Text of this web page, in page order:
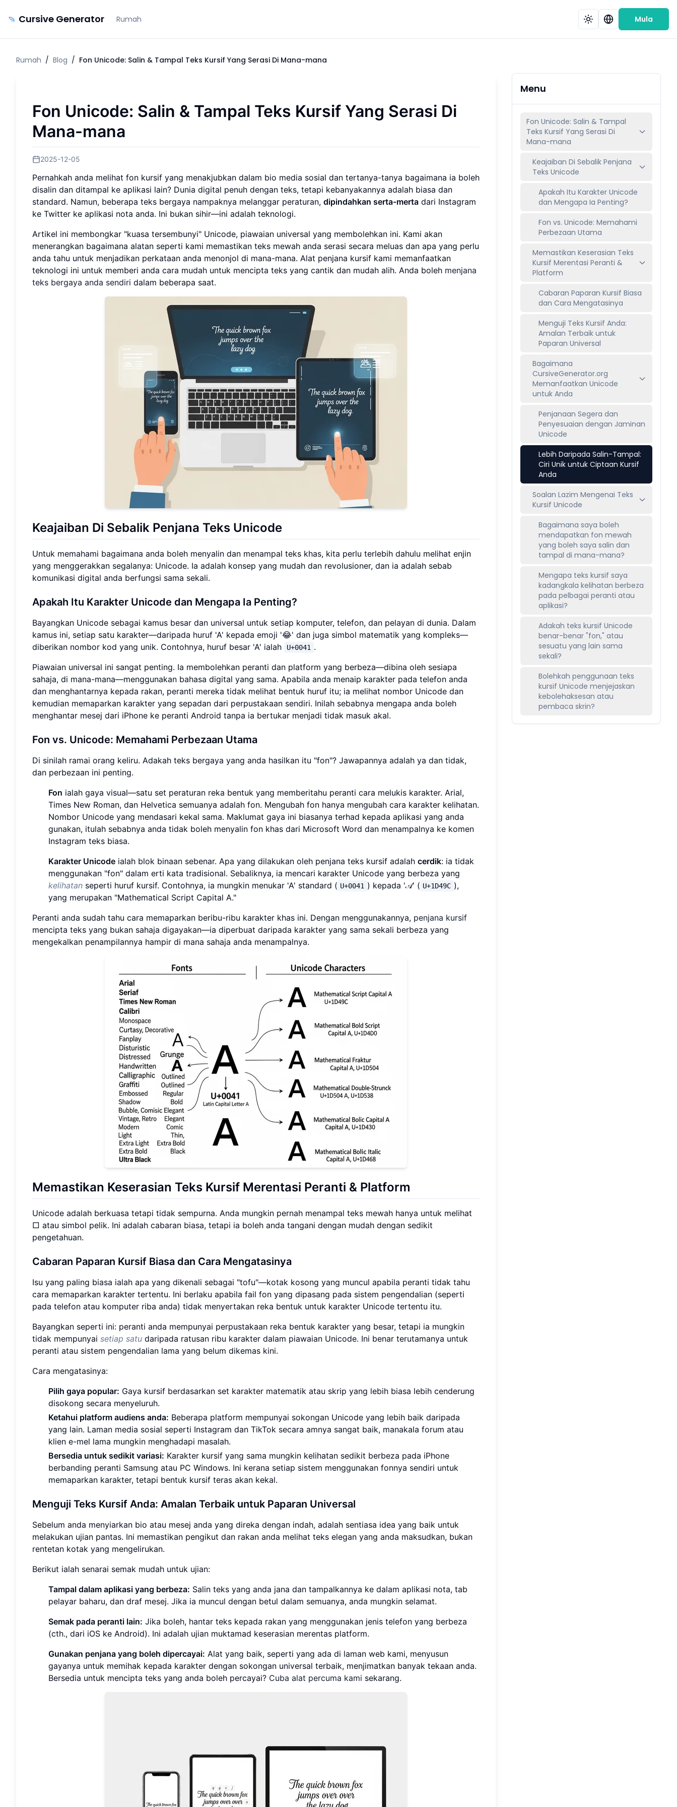
Cursive Generator Rumah Mula
Rumah / Blog / Fon Unicode: Salin & Tampal Teks Kursif Yang Serasi Di Mana-mana
Fon Unicode: Salin & Tampal Teks Kursif Yang Serasi Di
Mana-mana
2025-12-05
Pernahkah anda melihat fon kursif yang menakjubkan dalam bio media sosial dan tertanya-tanya bagaimana ia boleh
disalin dan ditampal ke aplikasi lain? Dunia digital penuh dengan teks, tetapi kebanyakannya adalah biasa dan
standard. Namun, beberapa teks bergaya nampaknya melanggar peraturan, dipindahkan serta-merta dari Instagram
ke Twitter ke aplikasi nota anda. Ini bukan sihir—ini adalah teknologi.
Artikel ini membongkar "kuasa tersembunyi" Unicode, piawaian universal yang membolehkan ini. Kami akan
menerangkan bagaimana alatan seperti kami memastikan teks mewah anda serasi secara meluas dan apa yang perlu
anda tahu untuk menjadikan perkataan anda menonjol di mana-mana. Alat penjana kursif kami memanfaatkan
teknologi ini untuk memberi anda cara mudah untuk mencipta teks yang cantik dan mudah alih. Anda boleh menjana
teks bergaya anda sendiri dalam beberapa saat.
Keajaiban Di Sebalik Penjana Teks Unicode
Untuk memahami bagaimana anda boleh menyalin dan menampal teks khas, kita perlu terlebih dahulu melihat enjin
yang menggerakkan segalanya: Unicode. Ia adalah konsep yang mudah dan revolusioner, dan ia adalah sebab
komunikasi digital anda berfungsi sama sekali.
Apakah Itu Karakter Unicode dan Mengapa Ia Penting?
Bayangkan Unicode sebagai kamus besar dan universal untuk setiap komputer, telefon, dan pelayan di dunia. Dalam
kamus ini, setiap satu karakter—daripada huruf 'A' kepada emoji '😂' dan juga simbol matematik yang kompleks—
diberikan nombor kod yang unik. Contohnya, huruf besar 'A' ialah
U+0041 .
Piawaian universal ini sangat penting. Ia membolehkan peranti dan platform yang berbeza—dibina oleh sesiapa
sahaja, di mana-mana—menggunakan bahasa digital yang sama. Apabila anda menaip karakter pada telefon anda
dan menghantarnya kepada rakan, peranti mereka tidak melihat bentuk huruf itu; ia melihat nombor Unicode dan
kemudian memaparkan karakter yang sepadan dari perpustakaan sendiri. Inilah sebabnya mengapa anda boleh
menghantar mesej dari iPhone ke peranti Android tanpa ia bertukar menjadi tidak masuk akal.
Fon vs. Unicode: Memahami Perbezaan Utama
Di sinilah ramai orang keliru. Adakah teks bergaya yang anda hasilkan itu "fon"? Jawapannya adalah ya dan tidak,
dan perbezaan ini penting.
Fon ialah gaya visual—satu set peraturan reka bentuk yang memberitahu peranti cara melukis karakter. Arial,
Times New Roman, dan Helvetica semuanya adalah fon. Mengubah fon hanya mengubah cara karakter kelihatan.
Nombor Unicode yang mendasari kekal sama. Maklumat gaya ini biasanya terhad kepada aplikasi yang anda
gunakan, itulah sebabnya anda tidak boleh menyalin fon khas dari Microsoft Word dan menampalnya ke komen
Instagram teks biasa.
Karakter Unicode ialah blok binaan sebenar. Apa yang dilakukan oleh penjana teks kursif adalah cerdik: ia tidak
menggunakan "fon" dalam erti kata tradisional. Sebaliknya, ia mencari karakter Unicode yang berbeza yang
kelihatan seperti huruf kursif. Contohnya, ia mungkin menukar 'A' standard ( U+0041 ) kepada '𝒜' ( U+1D49C ),
yang merupakan "Mathematical Script Capital A."
Peranti anda sudah tahu cara memaparkan beribu-ribu karakter khas ini. Dengan menggunakannya, penjana kursif
mencipta teks yang bukan sahaja digayakan—ia diperbuat daripada karakter yang sama sekali berbeza yang
mengekalkan penampilannya hampir di mana sahaja anda menampalnya.
Memastikan Keserasian Teks Kursif Merentasi Peranti & Platform
Unicode adalah berkuasa tetapi tidak sempurna. Anda mungkin pernah menampal teks mewah hanya untuk melihat
□ atau simbol pelik. Ini adalah cabaran biasa, tetapi ia boleh anda tangani dengan mudah dengan sedikit
pengetahuan.
Cabaran Paparan Kursif Biasa dan Cara Mengatasinya
Isu yang paling biasa ialah apa yang dikenali sebagai "tofu"—kotak kosong yang muncul apabila peranti tidak tahu
cara memaparkan karakter tertentu. Ini berlaku apabila fail fon yang dipasang pada sistem pengendalian (seperti
pada telefon atau komputer riba anda) tidak menyertakan reka bentuk untuk karakter Unicode tertentu itu.
Bayangkan seperti ini: peranti anda mempunyai perpustakaan reka bentuk karakter yang besar, tetapi ia mungkin
tidak mempunyai setiap satu daripada ratusan ribu karakter dalam piawaian Unicode. Ini benar terutamanya untuk
peranti atau sistem pengendalian lama yang belum dikemas kini.
Cara mengatasinya:
Pilih gaya popular: Gaya kursif berdasarkan set karakter matematik atau skrip yang lebih biasa lebih cenderung
disokong secara menyeluruh.
Ketahui platform audiens anda: Beberapa platform mempunyai sokongan Unicode yang lebih baik daripada
yang lain. Laman media sosial seperti Instagram dan TikTok secara amnya sangat baik, manakala forum atau
klien e-mel lama mungkin menghadapi masalah.
Bersedia untuk sedikit variasi: Karakter kursif yang sama mungkin kelihatan sedikit berbeza pada iPhone
berbanding peranti Samsung atau PC Windows. Ini kerana setiap sistem menggunakan fonnya sendiri untuk
memaparkan karakter, tetapi bentuk kursif teras akan kekal.
Menguji Teks Kursif Anda: Amalan Terbaik untuk Paparan Universal
Sebelum anda menyiarkan bio atau mesej anda yang direka dengan indah, adalah sentiasa idea yang baik untuk
melakukan ujian pantas. Ini memastikan pengikut dan rakan anda melihat teks elegan yang anda maksudkan, bukan
rentetan kotak yang mengelirukan.
Berikut ialah senarai semak mudah untuk ujian:
Tampal dalam aplikasi yang berbeza: Salin teks yang anda jana dan tampalkannya ke dalam aplikasi nota, tab
pelayar baharu, dan draf mesej. Jika ia muncul dengan betul dalam semuanya, anda mungkin selamat.
Semak pada peranti lain: Jika boleh, hantar teks kepada rakan yang menggunakan jenis telefon yang berbeza
(cth., dari iOS ke Android). Ini adalah ujian muktamad keserasian merentas platform.
Gunakan penjana yang boleh dipercayai: Alat yang baik, seperti yang ada di laman web kami, menyusun
gayanya untuk memihak kepada karakter dengan sokongan universal terbaik, menjimatkan banyak tekaan anda.
Bersedia untuk mencipta teks yang anda boleh percayai? Cuba alat percuma kami sekarang.
Menu
Fon Unicode: Salin & Tampal
Teks Kursif Yang Serasi Di
Mana-mana
Keajaiban Di Sebalik Penjana
Teks Unicode
Apakah Itu Karakter Unicode
dan Mengapa Ia Penting?
Fon vs. Unicode: Memahami
Perbezaan Utama
Memastikan Keserasian Teks
Kursif Merentasi Peranti &
Platform
Cabaran Paparan Kursif Biasa
dan Cara Mengatasinya
Menguji Teks Kursif Anda:
Amalan Terbaik untuk
Paparan Universal
Bagaimana
CursiveGenerator.org
Memanfaatkan Unicode
untuk Anda
Penjanaan Segera dan
Penyesuaian dengan Jaminan
Unicode
Lebih Daripada Salin-Tampal:
Ciri Unik untuk Ciptaan Kursif
Anda
Soalan Lazim Mengenai Teks
Kursif Unicode
Bagaimana saya boleh
mendapatkan fon mewah
yang boleh saya salin dan
tampal di mana-mana?
Mengapa teks kursif saya
kadangkala kelihatan berbeza
pada pelbagai peranti atau
aplikasi?
Adakah teks kursif Unicode
benar-benar "fon," atau
sesuatu yang lain sama
sekali?
Bolehkah penggunaan teks
kursif Unicode menjejaskan
kebolehaksesan atau
pembaca skrin?